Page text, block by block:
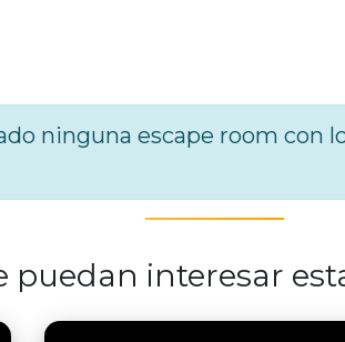
ninguna escape room con
puedan interesar